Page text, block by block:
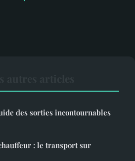
des sorties incontournables
: le transport sur